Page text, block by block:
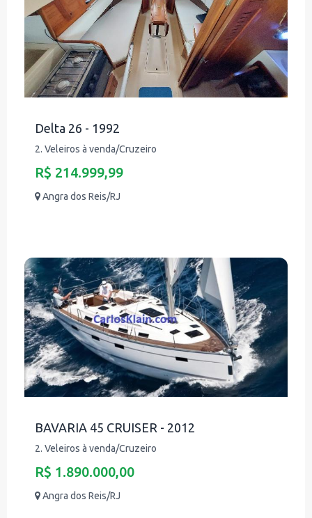
Delta 26 - 1992
2. Veleiros à venda/Cruzeiro
R$ 214.999,99
Angra dos Reis/RJ
BAVARIA 45 CRUISER - 2012
2. Veleiros à venda/Cruzeiro
R$ 1.890.000,00
Angra dos Reis/RJ